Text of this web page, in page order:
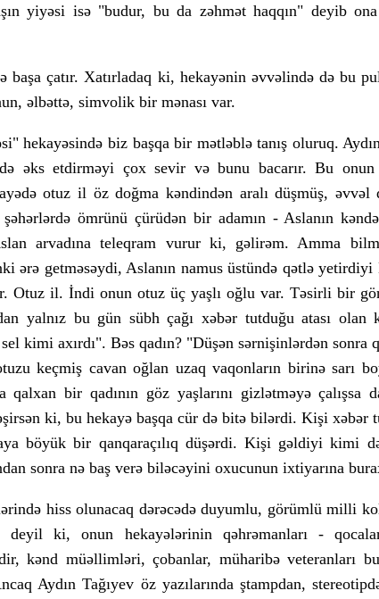
yiyəsi isə "budur, bu da zəhmət haqqın" deyib
başa çatır. Xatırladaq ki, hekayənin əvvəlində də bu
əlbəttə, simvolik bir mənası var.
hekayəsində biz başqa bir mətləblə tanış oluruq.
əks etdirməyi çox sevir və bunu bacarır. Bu onun
otuz il öz doğma kəndindən aralı düşmüş, əvvəl
ömrünü çürüdən bir adamın - Aslanın
arvadına teleqram vurur ki, gəlirəm. Amma
ərə getməsəydi, Aslanın namus üstündə qətlə
Otuz il. İndi onun otuz üç yaşlı oğlu var. Təsirli bir
yalnız bu gün sübh çağı xəbər tutduğu atası olan
kimi axırdı". Bəs qadın? "Düşən sərnişinlərdən sonra
keçmiş cavan oğlan uzaq vaqonların birinə sarı
bir qadının göz yaşlarını gizlətməyə çalışsa
ki, bu hekayə başqa cür də bitə bilərdi. Kişi xəbər
böyük bir qanqaraçılıq düşərdi. Kişi gəldiyi kimi
sonra nə baş verə biləcəyini oxucunun ixtiyarına
hiss olunacaq dərəcədə duyumlu, görümlü milli
deyil ki, onun hekayələrinin qəhrəmanları -
kənd müəllimləri, çobanlar, müharibə veteranları
Aydın Tağıyev öz yazılarında ştampdan,